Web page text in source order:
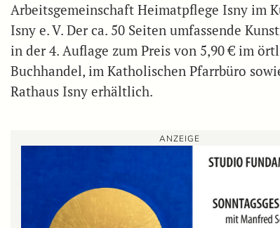
Arbeitsgemeinschaft Heimatpflege Isny im
Isny e. V. Der ca. 50 Seiten umfassende
in der 4. Auflage zum Preis von 5,90 € im
Buchhandel, im Katholischen Pfarrbüro
Rathaus Isny erhältlich.
ANZEIGE